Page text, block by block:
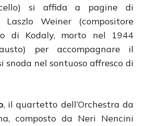
si affida a pagine di
Weiner (compositore
di Kodaly, morto nel 1944
per accompagnare il
snoda nel sontuoso affresco di
, il quartetto dell’Orchestra da
composto da Neri Nencini